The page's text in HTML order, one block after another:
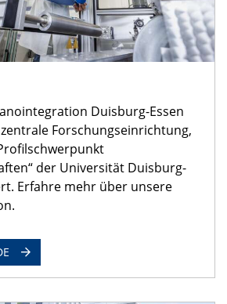
Duisburg-Essen
zentrale Forschungseinrichtung,
der Universität Duisburg-
Erfahre mehr über unsere